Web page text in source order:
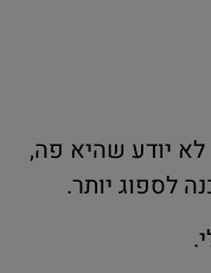
לא יודע שהיא פה,
לספוג יותר.